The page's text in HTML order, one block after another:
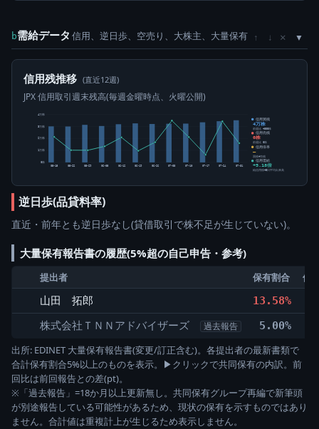
b需給データ 信用、逆日歩、空売り、大株主、大量保有 ↑ ↓ ×
信用残推移 (直近12週)
JPX 信用取引週末残高(毎週金曜時点、火曜公開)
0株
1万株
2万株
3万株
4万株
05-15 05-22 05-29 06-05 06-12 06-19 06-26 07-03 07-10 07-17 07-24 07-31
信用買残
4万株
前週比 +800株
信用売残
0株
前週比 0株
信用倍率
―
買残÷売残
信用需給
+5.18倍
純信用残÷5日平均出来高
逆日歩(品貸料率)
直近・前年とも逆日歩なし(貸借取引で株不足が生じていない)。
大量保有報告書の履歴(5%超の自己申告・参考)
提出者 保有割合
保
山田 拓郎
13.58%
株式会社ＴＮＮアドバイザーズ
過去報告 5.00%
出所: EDINET 大量保有報告書(変更/訂正含む)。各提出者の最新書類で
合計保有割合5%以上のものを表示。▶クリックで共同保有の内訳。前
回比は前回報告との差(pt)。
※「過去報告」=18か月以上更新無し。共同保有グループ再編で新筆頭
が別途報告している可能性があるため、現状の保有を示すものではあり
ません。合計値は重複計上が生じるため表示しません。